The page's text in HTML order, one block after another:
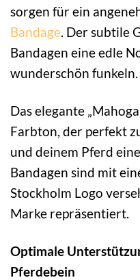
sorgen für ein
Bandage. Der subtile
Bandagen eine edle
wunderschön funkeln.
Das elegante
Farbton, der perfekt
und deinem Pferd
Bandagen sind mit
Stockholm Logo
Marke repräsentiert.
Optimale
Pferdebein